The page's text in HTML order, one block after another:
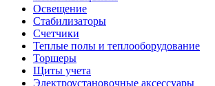
Освещение
Стабилизаторы
Счетчики
Теплые полы и теплооборудование
Торшеры
Щиты учета
Электроустановочные аксессуары